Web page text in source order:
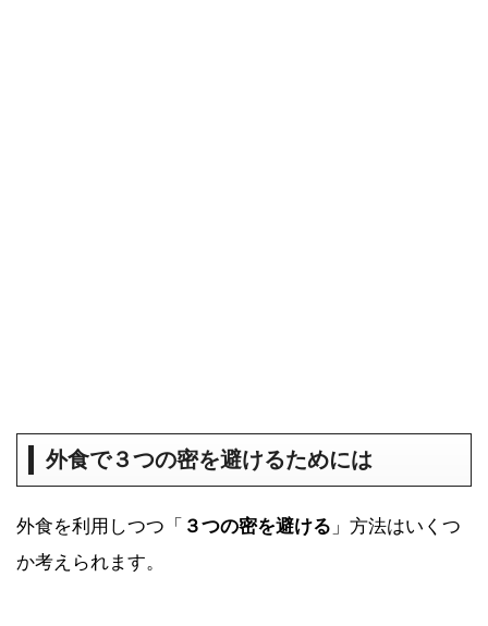
外食で３つの密を避けるためには
外食を利用しつつ「 ３つの密を避ける 」方法はいくつ
か考えられます。